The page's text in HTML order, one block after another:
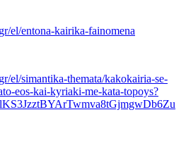
el/entona-kairika-fainomena
el/simantika-themata/kakokairia-se-
eos-kai-kyriaki-me-kata-topoys?